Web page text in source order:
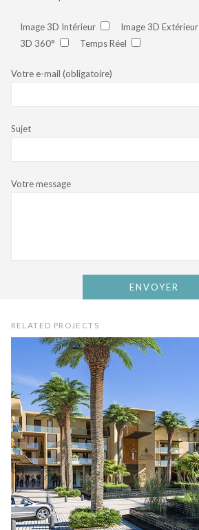
Image 3D Intérieur Image 3D Extérieur
3D 360°
Temps Réel
Votre e-mail (obligatoire)
Sujet
Votre message
RELATED PROJECTS